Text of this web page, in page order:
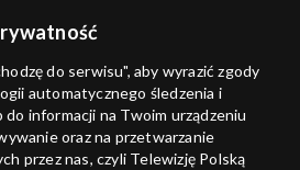
ANULUJ
do serwisu", aby wyrazić zgody
automatycznego śledzenia i
informacji na Twoim urządzeniu
oraz na przetwarzanie
przez nas, czyli Telewizję Polską